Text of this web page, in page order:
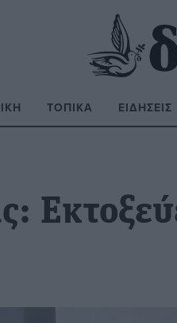
ΤΟΠΙΚΆ ΕΙΔΉΣΕΙΣ